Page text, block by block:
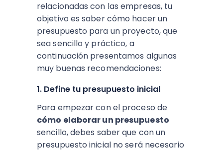
relacionadas con las empresas, tu
objetivo es saber cómo hacer un
presupuesto para un proyecto, que
sea sencillo y práctico, a
continuación presentamos algunas
muy buenas recomendaciones:
1. Define tu presupuesto inicial
Para empezar con el proceso de
cómo elaborar un presupuesto
sencillo, debes saber que con un
presupuesto inicial no será necesario